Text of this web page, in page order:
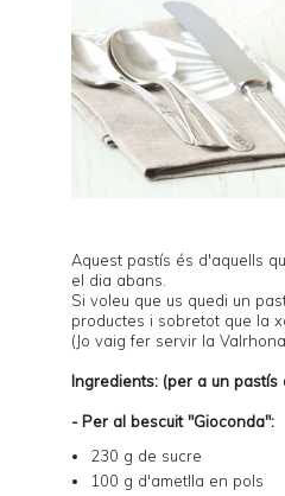
Aquest pastís és d'aquells
el dia abans.
Si voleu que us quedi un
productes i sobretot que la
(Jo vaig fer servir la
Ingredients: (per a un
- Per al bescuit "Gioconda":
230 g de sucre
100 g d'ametlla en pols